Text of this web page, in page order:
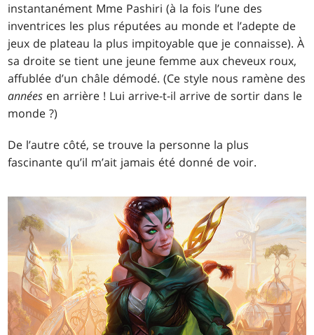
instantanément Mme Pashiri (à la fois l’une des
inventrices les plus réputées au monde et l’adepte de
jeux de plateau la plus impitoyable que je connaisse). À
sa droite se tient une jeune femme aux cheveux roux,
affublée d’un châle démodé. (Ce style nous ramène des
années en arrière ! Lui arrive-t-il arrive de sortir dans le
monde ?)
De l’autre côté, se trouve la personne la plus
fascinante qu’il m’ait jamais été donné de voir.